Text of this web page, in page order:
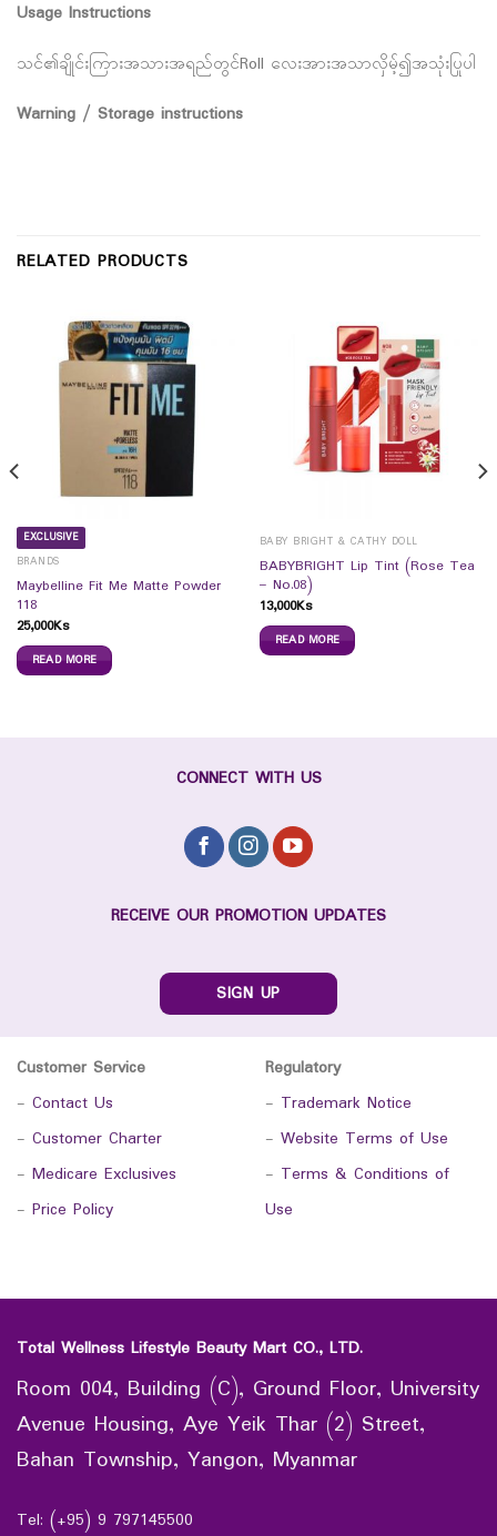
Usage Instructions
သင်၏ချိုင်းကြားအသားအရည်တွင်Roll လေးအားအသာလှိမ့်၍အသုံးပြုပါ
Warning / Storage instructions
RELATED PRODUCTS
EXCLUSIVE
BRANDS
Maybelline Fit Me Matte Powder
118
25,000Ks
READ MORE
BABY BRIGHT & CATHY DOLL
BABYBRIGHT Lip Tint (Rose Tea
– No.08)
13,000Ks
READ MORE
CONNECT WITH US
RECEIVE OUR PROMOTION UPDATES
SIGN UP
Customer Service
- Contact Us
- Customer Charter
- Medicare Exclusives
- Price Policy
Regulatory
- Trademark Notice
- Website Terms of Use
- Terms & Conditions of
Use
Total Wellness Lifestyle Beauty Mart CO., LTD.
Room 004, Building (C), Ground Floor, University
Avenue Housing, Aye Yeik Thar (2) Street,
Bahan Township, Yangon, Myanmar
Tel: (+95) 9 797145500